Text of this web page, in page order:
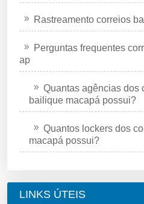
Rastreamento correios
Perguntas frequentes
ap
Quantas agências dos
bailique macapá possui?
Quantos lockers dos
macapá possui?
LINKS ÚTEIS